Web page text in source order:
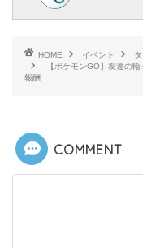
HOME イベント
【ポケモンGO】友達の
報酬
COMMENT